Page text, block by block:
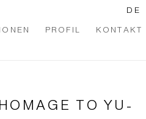
PROFIL KONTAKT
DE
TO YU-